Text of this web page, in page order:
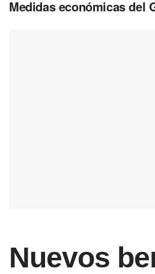
Medidas económicas del
Nuevos